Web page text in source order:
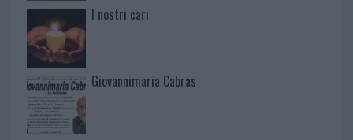
I nostri cari
Giovannimaria Cabras